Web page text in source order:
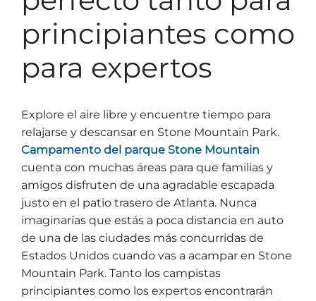
COSAS PARA HACER
Atracciones
Recreación y golf
Festivales y eventos
Espectáculo de láser
Historia y Naturaleza
Comida
Compras
INFORMACIÓN DEL PARQUE
MAS OPCIONES
Estacionamiento
Grupos
Espectáculo de luz
Ofertas especiales
Festival de la Margarita Amarilla
CAER
juegos de la montaña
Festival de nativos americanos y Pow Wow
INVIERNO
Navidad en la Montaña de Piedra
Magical Flight to the North Pole
Atlanta Evergreen Lakeside Resort
Alquiler de instalaciones
MÁS INFORMACIÓN
Información requerida
principiantes como
para expertos
Explore el aire libre y encuentre tiempo para
relajarse y descansar en Stone Mountain Park.
Campamento del parque Stone Mountain
cuenta con muchas áreas para que familias y
amigos disfruten de una agradable escapada
justo en el patio trasero de Atlanta. Nunca
imaginarías que estás a poca distancia en auto
de una de las ciudades más concurridas de
Estados Unidos cuando vas a acampar en Stone
Mountain Park. Tanto los campistas
principiantes como los expertos encontrarán